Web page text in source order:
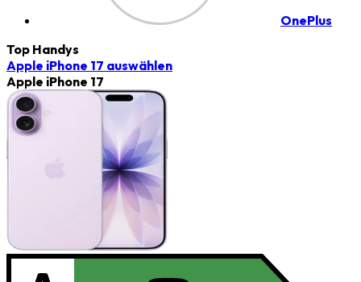
OnePlus
Top Handys
Apple iPhone 17 auswählen
Apple iPhone 17